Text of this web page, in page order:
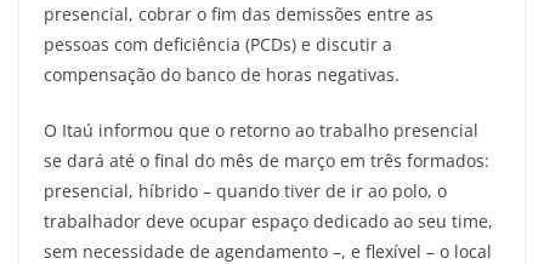
presencial, cobrar o fim das demissões entre as
pessoas com deficiência (PCDs) e discutir a
compensação do banco de horas negativas.
O Itaú informou que o retorno ao trabalho presencial
se dará até o final do mês de março em três formados:
presencial, híbrido – quando tiver de ir ao polo, o
trabalhador deve ocupar espaço dedicado ao seu time,
sem necessidade de agendamento –, e flexível – o local